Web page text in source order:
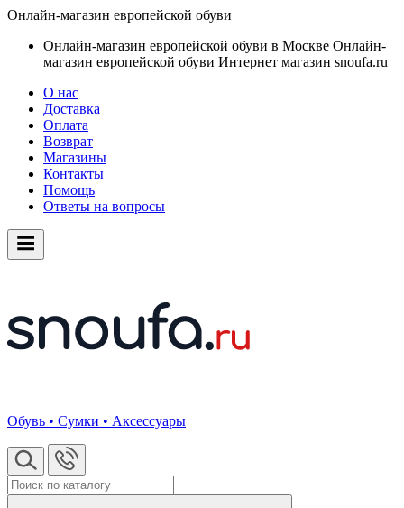
Онлайн-магазин европейской обуви
Онлайн-магазин европейской обуви в Москве Онлайн-
магазин европейской обуви Интернет магазин snoufa.ru
О нас
Доставка
Оплата
Возврат
Магазины
Контакты
Помощь
Ответы на вопросы
Обувь • Сумки • Аксессуары